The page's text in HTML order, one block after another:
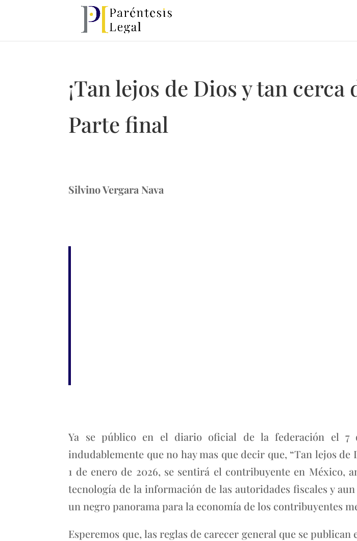
¡Tan lejos de Dios y tan
Parte final
Silvino Vergara Nava
Ya se público en el diario oficial de la federación el 7
indudablemente que no hay mas que decir que, “Tan lejos
1 de enero de 2026, se sentirá el contribuyente en México,
tecnología de la información de las autoridades fiscales y
un negro panorama para la economía de los contribuyentes
Esperemos que, las reglas de carecer general que se